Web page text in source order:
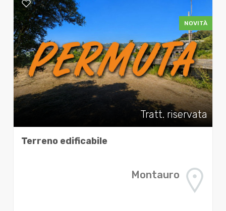
NOVITÀ
Tratt. riservata
Terreno edificabile
Montauro